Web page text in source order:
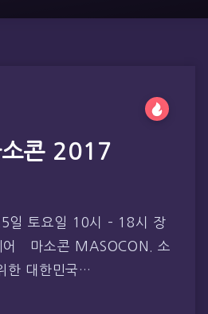
소콘 2017
일 토요일 10시 – 18시 장
어 마소콘 MASOCON. 소
한 대한민국…